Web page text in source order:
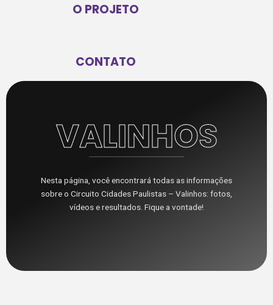
O PROJETO
CONTATO
VALINHOS
Nesta página, você encontrará todas as informações
sobre o Circuito Cidades Paulistas – Valinhos: fotos,
vídeos e resultados. Fique a vontade!